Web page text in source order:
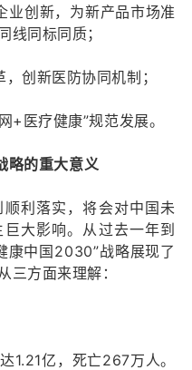
业创新，为新产品市场准
线同标同质；
创新医防协同机制；
+医疗健康”规范发展。
略的重大意义
利落实，将会对中国未
大影响。从过去一年到
康中国2030”战略展现了
三方面来理解：
1.21亿，死亡267万人。